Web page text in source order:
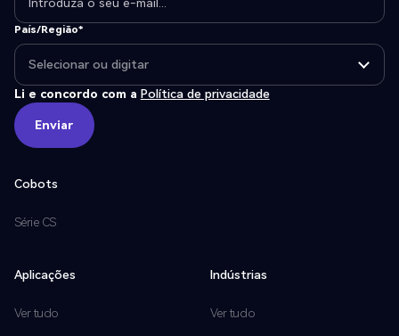
País/Região*
Li e concordo com a Política de privacidade
Enviar
Enviar
Cobots
Série CS
Aplicações
Ver tudo
Indústrias
Ver tudo